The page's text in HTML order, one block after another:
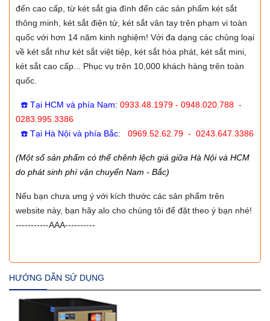
đến cao cấp, từ két sắt gia đình đến các sản phẩm két sắt
thông minh, két sắt điện tử, két sắt vân tay trên phạm vi toàn
quốc với hơn 14 năm kinh nghiệm! Với đa dạng các chủng loại
về két sắt như két sắt việt tiệp, két sắt hòa phát, két sắt mini,
két sắt cao cấp... Phục vụ trên 10,000 khách hàng trên toàn
quốc.
☎️ Tại HCM và phía Nam: 0933.48.1979 - 0948.020.788 -
0283.995.3386
☎️ Tại Hà Nội và phía Bắc: 0969.52.62.79 - 0243.647.3386
(Một số sản phẩm có thể chênh lệch giá giữa Hà Nội và HCM
do phát sinh phí vận chuyển Nam - Bắc)
Nếu bạn chưa ưng ý với kích thước các sản phẩm trên
website này, bạn hãy alo cho chúng tôi để đặt theo ý bạn nhé!
-----------AAA----------
HƯỚNG DẪN SỬ DỤNG